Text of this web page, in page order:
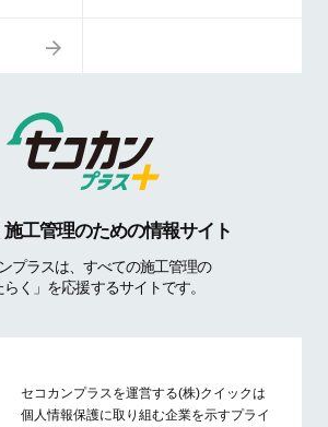
工管理のための情報サイト
プラスは、すべての施工管理の
らく」を応援するサイトです。
セコカンプラスを運営する(株)クイックは
個人情報保護に取り組む企業を示すプライ